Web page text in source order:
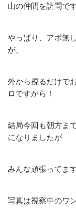
山の仲間を訪問です
やっぱり、アポ無
が、
外から視るだけで
ロですから！
結局今回も朝方ま
になりましたが
みんな頑張ってま
写真は視察中のワ